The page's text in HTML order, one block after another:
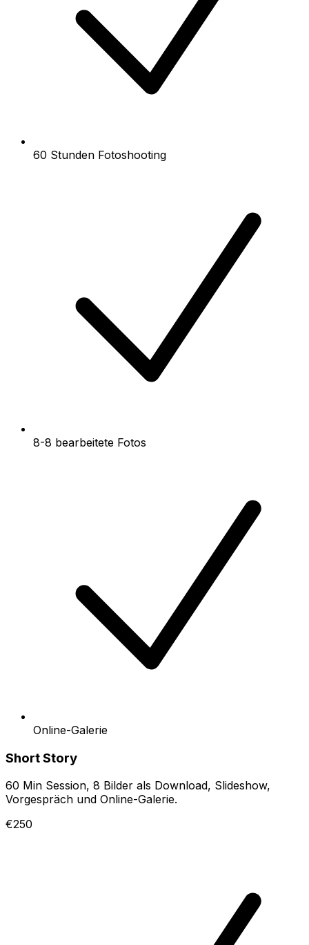
60 Stunden Fotoshooting
8-8 bearbeitete Fotos
Online-Galerie
Short Story
60 Min Session, 8 Bilder als Download, Slideshow,
Vorgespräch und Online-Galerie.
€250